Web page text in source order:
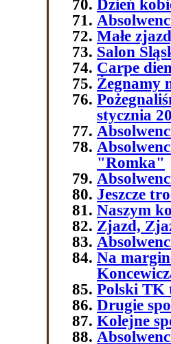
Dzień
Małe
Salon
Carpe
Żegnamy
stycznia
"Romka"
Jeszcze
Naszym
Zjazd,
Na
Polski TK
Drugie
Kolejne